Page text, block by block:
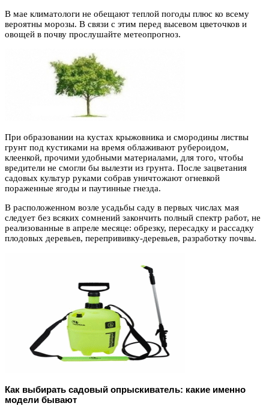
В мае климатологи не обещают теплой погоды плюс ко всему
вероятны морозы. В связи с этим перед высевом цветочков и
овощей в почву прослушайте метеопрогноз.
При образовании на кустах крыжовника и смородины листвы
грунт под кустиками на время облаживают рубероидом,
клеенкой, прочими удобными материалами, для того, чтобы
вредители не смогли бы вылезти из грунта. После зацветания
садовых культур руками собрав уничтожают огневкой
пораженные ягоды и паутинные гнезда.
В расположенном возле усадьбы саду в первых числах мая
следует без всяких сомнений закончить полный спектр работ, не
реализованные в апреле месяце: обрезку, пересадку и рассадку
плодовых деревьев, перепрививку-деревьев, разработку почвы.
Как выбирать садовый опрыскиватель: какие именно
модели бывают